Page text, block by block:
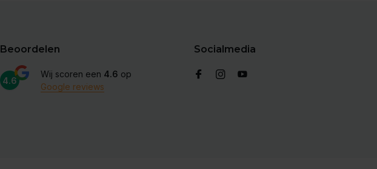
Beoordelen
4.6
Wij scoren een 4.6 op
Google reviews
Socialmedia